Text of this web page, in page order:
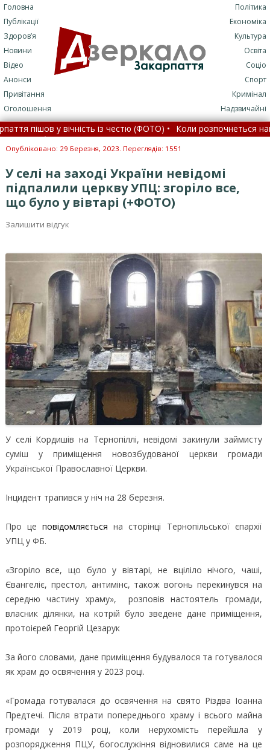
Головна
Публікації
Здоров’я
Новини
Відео
Анонси
Привітання
Оголошення
Політика
Економіка
Культура
Освіта
Соціо
Спорт
Кримінал
Надзвичайні
у вічність із честю (ФОТО) • Коли розпочнеться
блискавки постраждали хлопець і дівчина (ФОТО)•
Опубліковано: 29 Березня, 2023. Переглядів: 1551
У селі на заході України невідомі
підпалили церкву УПЦ: згоріло все,
що було у вівтарі (+ФОТО)
Залишити відгук
У селі Кордишів на Тернопіллі, невідомі закинули займисту
суміш у приміщення новозбудованої церкви громади
Української Православної Церкви.
Інцидент трапився у ніч на 28 березня.
Про цеповідомляється на сторінці Тернопільської єпархії
УПЦ у ФБ.
«Згоріло все, що було у вівтарі, не вціліло нічого, чаші,
Євангеліє, престол, антимінс, також вогонь перекинувся на
середню частину храму», розповів настоятель громади,
власник ділянки, на котрій було зведене дане приміщення,
протоієрей Георгій Цезарук
За його словами, дане приміщення будувалося та готувалося
як храм до освячення у 2023 році.
«Громада готувалася до освячення на свято Різдва Іоанна
Предтечі. Після втрати попереднього храму і всього майна
громади у 2019 році, коли нерухомість перейшла у
розпорядження ПЦУ, богослужіння відновилися саме на це